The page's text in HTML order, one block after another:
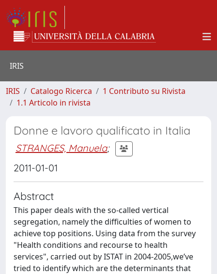
IRIS
IRIS Catalogo Ricerca
1 Contributo su Rivista
1.1 Articolo in rivista
Donne e lavoro qualificato in Italia
STRANGES, Manuela;
2011-01-01
Abstract
This paper deals with the so-called vertical
segregation, namely the difficulties of women to
achieve top positions. Using data from the survey
"Health conditions and recourse to health
services", carried out by ISTAT in 2004-2005,we’ve
tried to identify which are the determinants that